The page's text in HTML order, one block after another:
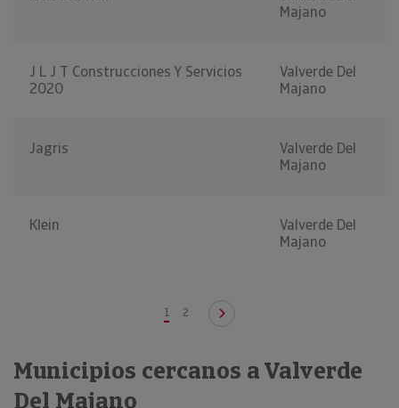
Majano
J L J T Construcciones Y Servicios
2020
Valverde Del
Majano
Jagris
Valverde Del
Majano
Klein
Valverde Del
Majano
1 2
Municipios cercanos a Valverde
Del Majano